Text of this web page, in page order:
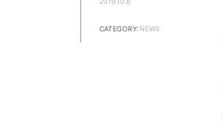
CATEGORY:NEWS